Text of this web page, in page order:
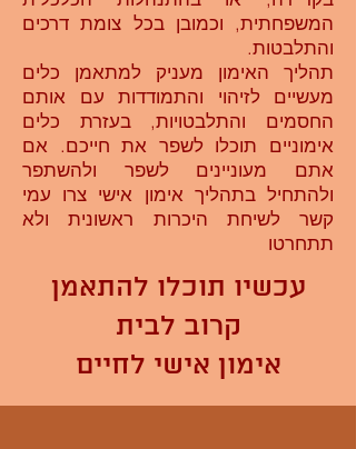
המשפחתית, וכמובן בכל צומת דרכים
והתלבטות.
תהליך האימון מעניק למתאמן כלים
מעשיים לזיהוי והתמודדות עם אותם
החסמים והתלבטויות, בעזרת כלים
אימוניים תוכלו לשפר את חייכם. אם
אתם מעוניינים לשפר ולהשתפר
ולהתחיל בתהליך אימון אישי צרו עמי
קשר לשיחת היכרות ראשונית ולא
תתחרטו
עכשיו תוכלו להתאמן
קרוב לבית
אימון אישי לחיים